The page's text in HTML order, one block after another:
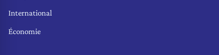
International
Économie